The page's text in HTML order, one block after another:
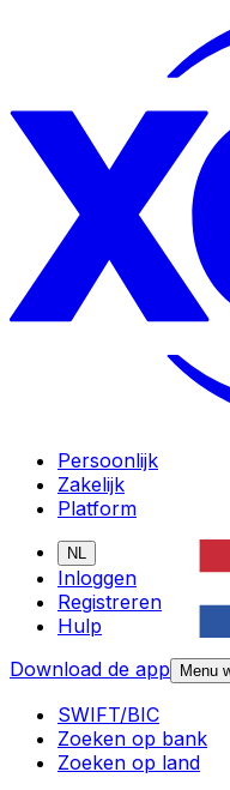
Persoonlijk
Zakelijk
Platform
NL
Inloggen
Registreren
Hulp
Download de app
Menu
SWIFT/BIC
Zoeken op bank
Zoeken op land